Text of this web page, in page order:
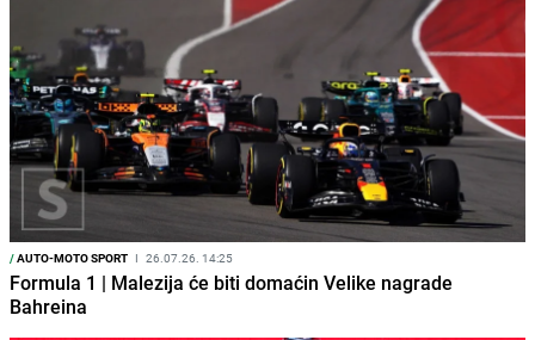
/AUTO-MOTO SPORT I 26.07.26. 14:25
Formula 1 | Malezija će biti domaćin Velike nagrade
Bahreina